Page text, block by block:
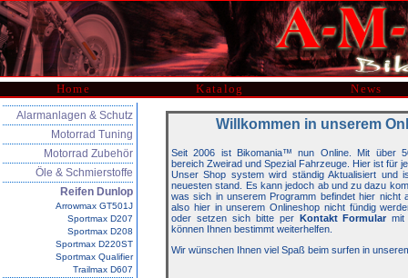
Home Katalog News
Alarmanlagen & Schutz
Motorrad Tuning
Motorrad Zubehör
Öle & Schmierstoffe
Reifen Dunlop
Arrowmax GT501J
Sportmax D207
Sportmax D208
Sportmax D220ST
Sportmax Qualifier
Trailmax D607
Willkommen in unserem
Seit 2006 ist Bikomania™ nun Online. Mit über
bereich Zweirad und Spezial Fahrzeuge. Hier ist für
Unser Shop system wird ständig Aktualisiert und
neuesten stand. Es kann jedoch ab und zu dazu
was sich in unserem Programm befindet hier nicht
also hier in unserem Onlineshop nicht fündig
oder setzen sich bitte per Kontakt Formularmit
können Ihnen bestimmt weiterhelfen.
Wir wünschen Ihnen viel Spaß beim surfen in